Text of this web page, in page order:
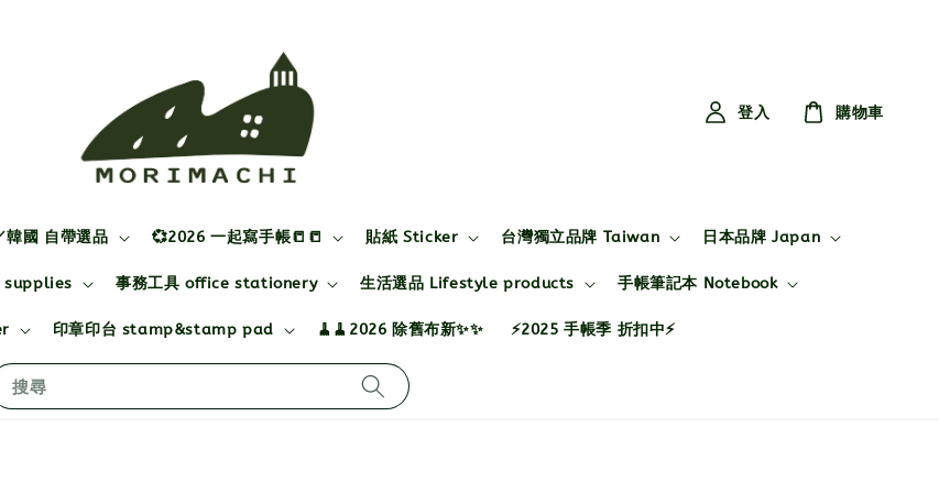
搜尋
韓國 自帶選品 💞2026 一起寫手帳📒📒 貼紙 Sticker 台灣獨立品牌 Taiwan 日本品牌 Japan
supplies 事務工具 office stationery 生活選品 Lifestyle products 手帳筆記本 Notebook
印章印台 stamp&stamp pad 🧹🧹2026 除舊布新✨✨ ⚡2025 手帳季 折扣中⚡
登入 購物車